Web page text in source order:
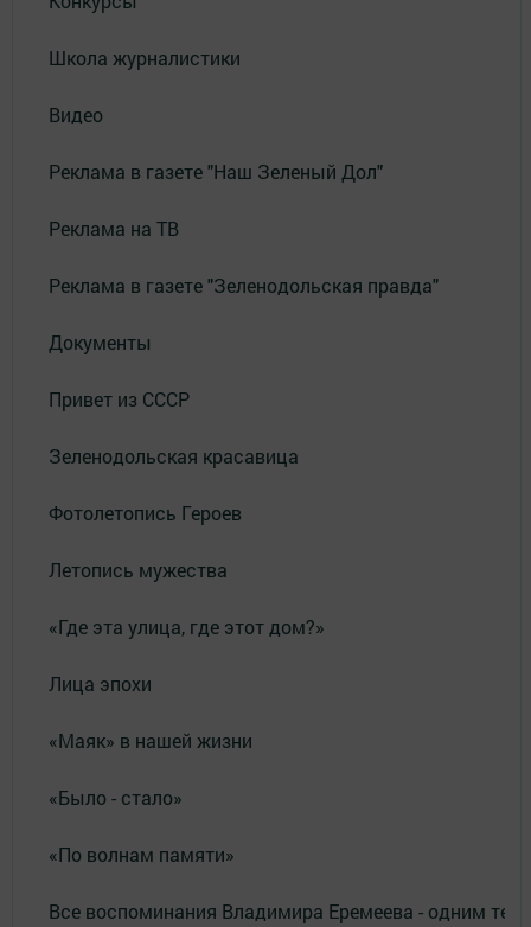
Школа журналистики
Видео
Реклама в газете "Наш Зеленый Дол"
Реклама на ТВ
Реклама в газете "Зеленодольская правда"
Документы
Привет из СССР
Зеленодольская красавица
Фотолетопись Героев
Летопись мужества
«Где эта улица, где этот дом?»
Лица эпохи
«Маяк» в нашей жизни
«Было - стало»
«По волнам памяти»
Все воспоминания Владимира Еремеева - одним